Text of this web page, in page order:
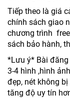
Tiếp theo là giá
chính sách giao
chương trình
sách bảo hành,
*Lưu ý* Bài
3-4 hình ,hình
đẹp, nét không
tăng độ uy tín